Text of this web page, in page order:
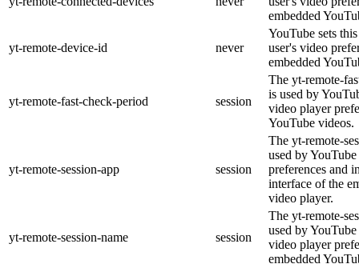
embedded
yt-remote-device-id never
YouTube sets
user's video
embedded
yt-remote-fast-check-period session
The yt-remote-
is used by
video player
YouTube videos.
yt-remote-session-app session
The yt-remote-
used by
preferences and
interface of the
video player.
yt-remote-session-name session
The yt-remote-
used by
video player
embedded